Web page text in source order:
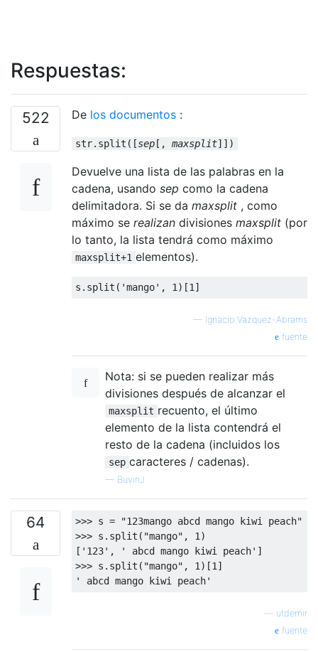
Respuestas:
522 De los documentos :
str.split([sep[, maxsplit]])
Devuelve una lista de las palabras en la
cadena, usando sep como la cadena
delimitadora. Si se da maxsplit , como
máximo se realizan divisiones maxsplit (por
lo tanto, la lista tendrá como máximo
maxsplit+1 elementos).
s . split ( 'mango' , 1 )[1 ]
— Ignacio Vazquez-Abrams
fuente
Nota: si se pueden realizar más
divisiones después de alcanzar el
maxsplit recuento, el último
elemento de la lista contendrá el
resto de la cadena (incluidos los
sep caracteres / cadenas).
— BuvinJ
64 >>> s =
"123mango abcd mango kiwi peach"
>>> s . split ( "mango" , 1 )
[ '123' , ' abcd mango kiwi peach' ]
>>> s . split ( "mango" , 1 )[1 ]
' abcd mango kiwi peach'
utdemir
fuente